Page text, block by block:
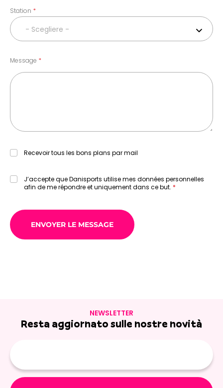
Station
- Scegliere -
Message
Recevoir tous les bons plans par mail
J’accepte que Danisports utilise mes données personnelles
afin de me répondre et uniquement dans ce but.
NEWSLETTER
Resta aggiornato sulle nostre novità